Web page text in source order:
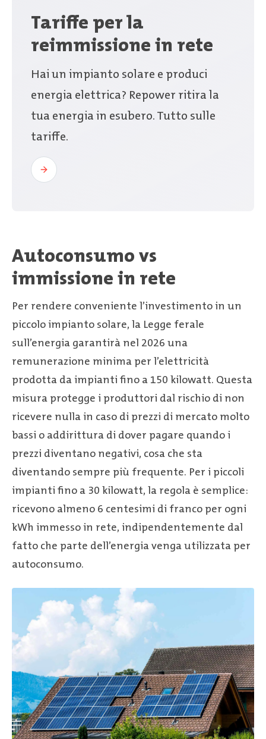
Tariffe per la
reimmissione in rete
Hai un impianto solare e produci
energia elettrica? Repower ritira la
tua energia in esubero. Tutto sulle
tariffe.
Autoconsumo vs
immissione in rete
Per rendere conveniente l’investimento in un
piccolo impianto solare, la Legge ferale
sull’energia garantirà nel 2026 una
remunerazione minima per l’elettricità
prodotta da impianti fino a 150 kilowatt. Questa
misura protegge i produttori dal rischio di non
ricevere nulla in caso di prezzi di mercato molto
bassi o addirittura di dover pagare quando i
prezzi diventano negativi, cosa che sta
diventando sempre più frequente. Per i piccoli
impianti fino a 30 kilowatt, la regola è semplice:
ricevono almeno 6 centesimi di franco per ogni
kWh immesso in rete, indipendentemente dal
fatto che parte dell’energia venga utilizzata per
autoconsumo.